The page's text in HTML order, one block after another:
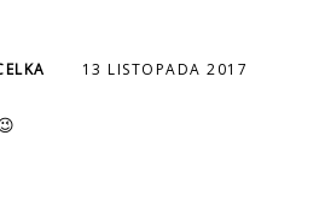
13 LISTOPADA 2017